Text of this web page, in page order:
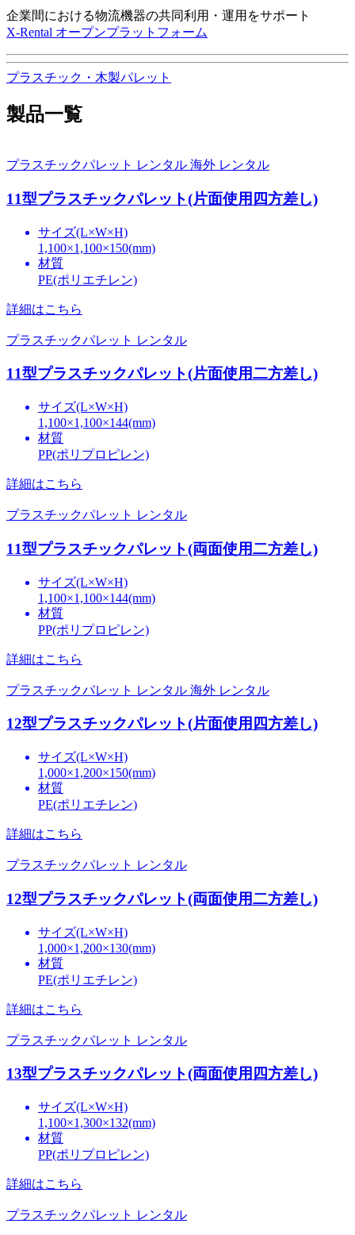
企業間における物流機器の共同利用・運用をサポート
X-Rental オープンプラットフォーム
プラスチック・木製パレット
製品一覧
プラスチックパレット レンタル 海外 レンタル
11型プラスチックパレット(片面使用四方差し)
サイズ(L×W×H)
1,100×1,100×150(mm)
材質
PE(ポリエチレン)
詳細はこちら
プラスチックパレット レンタル
11型プラスチックパレット(片面使用二方差し)
サイズ(L×W×H)
1,100×1,100×144(mm)
材質
PP(ポリプロピレン)
詳細はこちら
プラスチックパレット レンタル
11型プラスチックパレット(両面使用二方差し)
サイズ(L×W×H)
1,100×1,100×144(mm)
材質
PP(ポリプロピレン)
詳細はこちら
プラスチックパレット レンタル 海外 レンタル
12型プラスチックパレット(片面使用四方差し)
サイズ(L×W×H)
1,000×1,200×150(mm)
材質
PE(ポリエチレン)
詳細はこちら
プラスチックパレット レンタル
12型プラスチックパレット(両面使用二方差し)
サイズ(L×W×H)
1,000×1,200×130(mm)
材質
PE(ポリエチレン)
詳細はこちら
プラスチックパレット レンタル
13型プラスチックパレット(両面使用四方差し)
サイズ(L×W×H)
1,100×1,300×132(mm)
材質
PP(ポリプロピレン)
詳細はこちら
プラスチックパレット レンタル